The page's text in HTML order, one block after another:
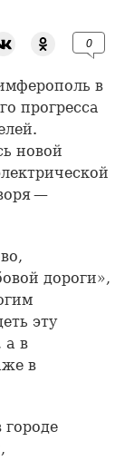
0
в
прогресса
новой
—
дороги»,
эту
а в
в
городе